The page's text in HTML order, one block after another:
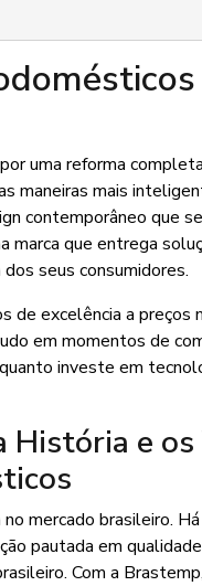
uma reforma
maneiras mais
contemporâneo que
que entrega
seus consumidores.
de excelência a preços
em momentos de
investe em
História e
mercado brasileiro.
pautada em
Com a